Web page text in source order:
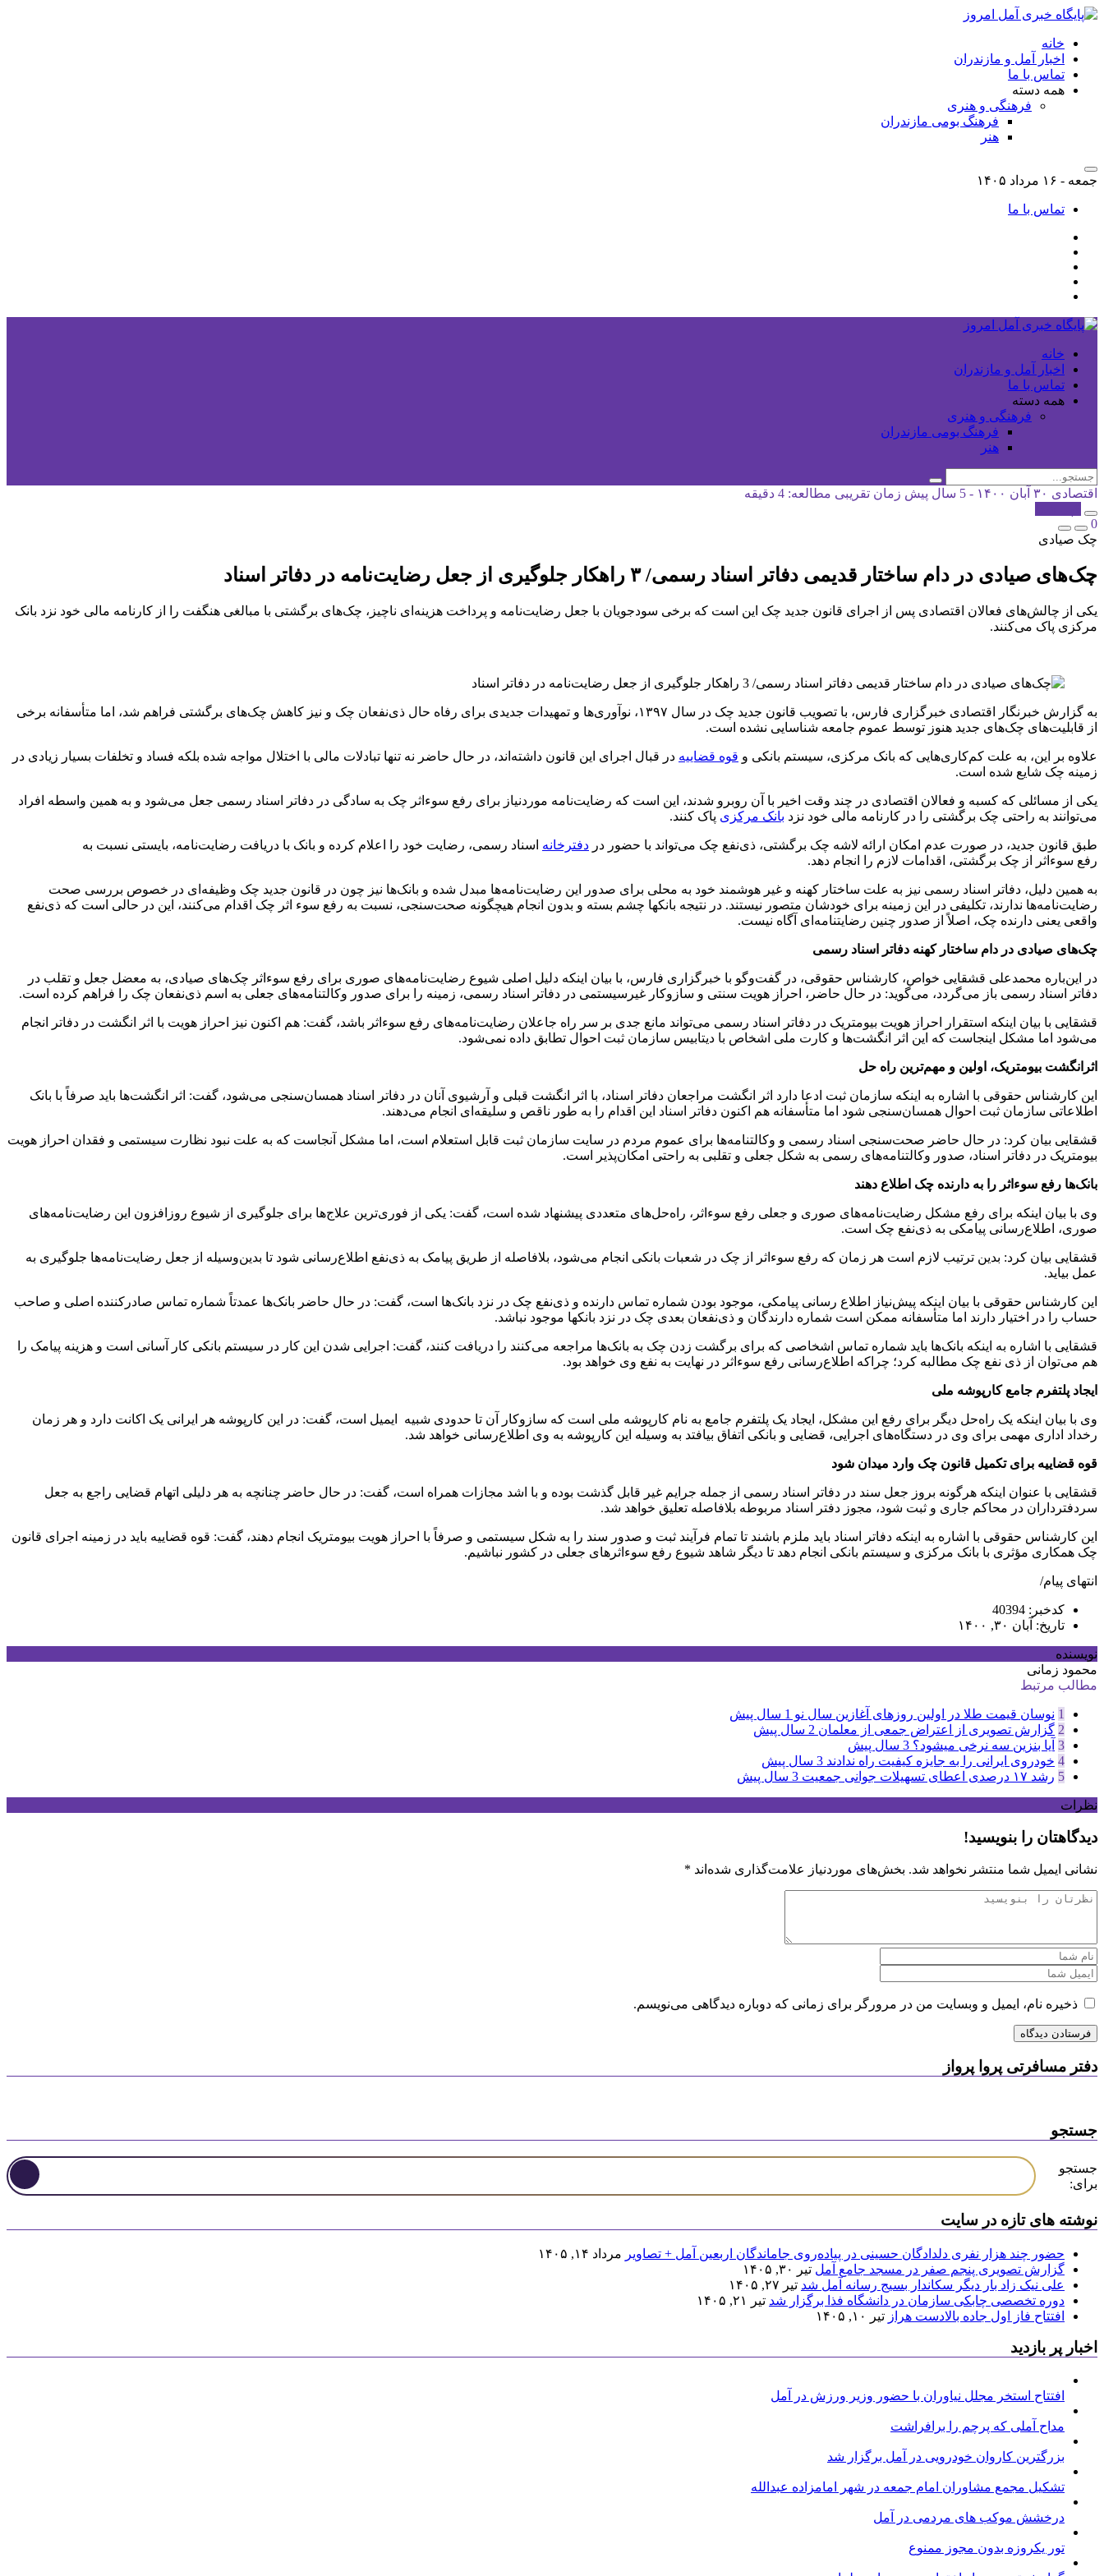
خانه
اخبار آمل و مازندران
تماس با ما
همه دسته
فرهنگی و هنری
فرهنگ بومی مازندران
هنر
جمعه - ۱۶ مرداد ۱۴۰۵
تماس با ما
خانه
اخبار آمل و مازندران
تماس با ما
همه دسته
فرهنگی و هنری
فرهنگ بومی مازندران
هنر
اقتصادی ۳۰ آبان ۱۴۰۰ - 5 سال پیش
زمان تقریبی مطالعه: 4 دقیقه
0
چک صیادی
چک‌های صیادی در دام ساختار قدیمی دفاتر اسناد رسمی/‌ ۳ راهکار‌ جلوگیری از جعل رضایت‌نامه در دفاتر اسناد
یکی از چالش‌های فعالان اقتصادی پس از اجرای قانون جدید چک این است که برخی سودجویان با جعل رضایت‌نامه و پرداخت هزینه‌ای ناچیز، چک‌های برگشتی با مبالغی هنگفت را از کارنامه مالی خود نزد بانک
مرکزی پاک می‌کنند.
‌به گزارش خبرنگار اقتصادی خبرگزاری فارس، با تصویب قانون جدید چک در سال ۱۳۹۷، نوآوری‌ها و تمهیدات جدیدی برای رفاه حال ذینفعان چک و نیز کاهش چک‌های برگشتی فراهم شد، اما متأسفانه برخی
از قابلیت‌های چک‌های جدید هنوز توسط عموم جامعه شناسایی نشده است.
علاوه بر این، به علت کم‌کاری‌هایی که بانک مرکزی، سیستم بانکی و قوه قضاییه در قبال اجرای این قانون داشته‌اند، در حال حاضر نه تنها تبادلات مالی با اختلال مواجه شده بلکه فساد و تخلفات بسیار زیادی در
زمینه چک شایع شده است.
یکی از مسائلی که کسبه و فعالان اقتصادی در چند وقت اخیر با آن روبرو شدند، این است که رضایت‌نامه موردنیاز برای رفع سوءاثر چک به سادگی در دفاتر اسناد رسمی جعل می‌شود و به همین واسطه افراد
می‌توانند به راحتی چک برگشتی را در کارنامه مالی خود نزد بانک مرکزی پاک کنند.
طبق قانون جدید، در صورت عدم امکان ارائه لاشه چک برگشتی، ذی‌نفع چک می‌تواند با حضور در دفترخانه اسناد رسمی، رضایت خود را اعلام کرده و بانک با دریافت رضایت‌نامه، بایستی نسبت به
رفع سوءاثر از چک برگشتی، اقدامات لازم را انجام دهد.
به همین دلیل، دفاتر اسناد رسمی نیز به علت ساختار کهنه و غیر هوشمند خود به محلی برای صدور این رضایت‌نامه‌ها مبدل شده‌ و بانک‌ها نیز چون در قانون جدید چک وظیفه‌ای در خصوص بررسی صحت
رضایت‌نامه‌ها ندارند، تکلیفی در این زمینه برای خودشان متصور نیستند. در نتیجه بانکها چشم بسته و بدون انجام هیچگونه صحت‌سنجی، نسبت به رفع سوء اثر چک اقدام می­‌کنند، این در حالی است که ذی‌نفع
واقعی یعنی دارنده چک، اصلاً از صدور چنین رضایت­نامه‌­ای آگاه نیست.
چک‌های صیادی در دام ساختار کهنه دفاتر اسناد رسمی
در این‌باره محمدعلی قشقایی خواص، کارشناس حقوقی، در گفت‌و‌گو با خبرگزاری فارس، با بیان اینکه دلیل اصلی شیوع رضایت‌نامه‌های صوری برای رفع سوءاثر چک‌های صیادی، به معضل جعل و تقلب در
دفاتر اسناد رسمی باز می‌گردد، ‌می‌گوید: در حال حاضر، احراز هویت سنتی و سازوکار غیرسیستمی در دفاتر اسناد رسمی، زمینه را برای صدور وکالتنامه‌های جعلی به اسم ذینفعان چک را فراهم کرده است.
قشقایی با بیان اینکه استقرار احراز هویت بیومتریک در دفاتر اسناد رسمی می‌تواند مانع جدی بر سر راه جاعلان رضایت‌نامه‌های رفع سوءاثر باشد، گفت: هم اکنون نیز احراز هویت با اثر انگشت در دفاتر انجام
می‌شود اما مشکل اینجاست که این اثر انگشت‌ها و کارت ملی اشخاص با دیتابیس سازمان ثبت احوال تطابق داده نمی‌شود.
اثرانگشت بیومتریک، اولین و مهم‌ترین راه حل
این کارشناس حقوقی با اشاره به اینکه سازمان ثبت ادعا دارد اثر انگشت مراجعان دفاتر اسناد، با اثر انگشت قبلی و آرشیوی آنان در دفاتر اسناد همسان‌سنجی می‌شود، گفت: اثر انگشت‌ها باید صرفاً با بانک
اطلاعاتی سازمان ثبت احوال همسان‌سنجی شود اما متأسفانه هم اکنون دفاتر اسناد این اقدام را به طور ناقص و سلیقه‌ای انجام می‌دهند.
قشقایی بیان کرد: در حال حاضر صحت‌سنجی اسناد رسمی و وکالتنامه‌ها برای عموم مردم در سایت سازمان ثبت قابل استعلام است، اما مشکل آنجاست که به علت نبود نظارت سیستمی و فقدان احراز هویت
بیومتریک در دفاتر اسناد، صدور وکالتنامه‌های رسمی به شکل جعلی و تقلبی به راحتی امکان‌پذیر است.
بانک‌ها رفع سوءاثر را به دارنده چک اطلاع دهند
وی با بیان اینکه برای رفع مشکل رضایت‌نامه‌های صوری و جعلی رفع سوءاثر ، ‌راه‌حل‌های متعددی پیشنهاد شده است، گفت: یکی از فوری‌ترین علاج‌ها برای جلوگیری از شیوع روزافزون این رضایت‌نامه‌های
صوری، اطلاع‌رسانی پیامکی به ذی‌نفع چک است.
قشقایی بیان کرد: بدین ترتیب لازم است هر زمان که رفع سوء‌اثر از چک در شعبات بانکی انجام می‌شود، بلافاصله از طریق پیامک به ذی‌نفع اطلاع‌رسانی شود تا بدین‌وسیله از جعل رضایت‌نامه‌ها جلوگیری به
عمل بیاید.
این کارشناس حقوقی با بیان اینکه پیش‌نیاز اطلاع رسانی پیامکی، موجود بودن شماره تماس دارنده و ذی‌نفع چک در نزد بانک‌ها است، گفت: در حال حاضر بانک‌ها عمدتاً شماره تماس صادرکننده اصلی و صاحب
حساب را در اختیار دارند اما متأسفانه ممکن است شماره دارندگان و ذینفعان بعدی چک در نزد بانکها موجود نباشد.
قشقایی با اشاره به اینکه بانک‌ها باید شماره تماس اشخاصی که برای برگشت زدن چک به بانک‌ها مراجعه می‌کنند را دریافت کنند، گفت: اجرایی شدن این کار در سیستم بانکی کار آسانی است و هزینه پیامک را
هم می‌توان از ذی نفع چک مطالبه کرد؛ چراکه اطلاع‌رسانی رفع سوء‌اثر در نهایت به نفع وی خواهد بود.
ایجاد پلتفرم جامع کارپوشه ملی
وی با بیان اینکه یک راه‌حل دیگر برای رفع این مشکل، ایجاد یک پلتفرم جامع به نام کارپوشه ملی است که سازوکار آن تا حدودی شبیه ایمیل است، گفت: در این کارپوشه هر ایرانی یک اکانت دارد و هر زمان
رخداد اداری مهمی برای وی در دستگاه‌های اجرایی، قضایی و بانکی اتفاق بیافتد به وسیله این کارپوشه به وی اطلاع‌رسانی خواهد شد.
قوه قضاییه برای تکمیل قانون چک وارد میدان شود
قشقایی با عنوان اینکه هرگونه بروز جعل سند در دفاتر اسناد رسمی از جمله جرایم غیر قابل گذشت بوده و با اشد مجازات همراه است، گفت: در حال حاضر چنانچه به هر دلیلی اتهام قضایی راجع به جعل
سردفترداران در محاکم جاری و ثبت شود، مجوز دفتر اسناد مربوطه بلافاصله تعلیق خواهد شد.
این کارشناس حقوقی با اشاره به اینکه دفاتر اسناد باید ملزم باشند تا تمام فرآیند ثبت و صدور سند را به شکل سیستمی و صرفاً با احراز هویت بیومتریک انجام دهند، گفت: قوه قضاییه باید در زمینه اجرای قانون
چک همکاری مؤثری با بانک مرکزی و سیستم بانکی انجام دهد تا دیگر شاهد شیوع رفع سوء‌اثرهای جعلی در کشور نباشیم.
انتهای پیام/
کدخبر: 40394
تاریخ: آبان ۳۰, ۱۴۰۰
نویسنده
محمود زمانی
مطالب مرتبط
1 نوسان قیمت طلا در اولین روزهای آغازین سال نو 1 سال پیش
2 گزارش تصویری از اعتراض جمعی از معلمان 2 سال پیش
3 آیا بنزین سه نرخی میشود؟ 3 سال پیش
4 خودروی ایرانی را به جایزه کیفیت راه ندادند 3 سال پیش
5 رشد ۱۷ درصدی اعطای تسهیلات جوانی جمعیت 3 سال پیش
نظرات
دیدگاهتان را بنویسید!
نشانی ایمیل شما منتشر نخواهد شد. بخش‌های موردنیاز علامت‌گذاری شده‌اند *
ذخیره نام، ایمیل و وبسایت من در مرورگر برای زمانی که دوباره دیدگاهی می‌نویسم.
دفتر مسافرتی پروا پرواز
جستجو
جستجو
برای:
نوشته های تازه در سایت
حضور چند هزار نفری دلدادگان حسینی در پیاده‌روی جاماندگان اربعین آمل + تصاویر مرداد ۱۴, ۱۴۰۵
گزارش تصویری پنجم صفر در مسجد جامع آمل تیر ۳۰, ۱۴۰۵
علی نیک زاد بار دیگر سکاندار بسیج رسانه آمل شد تیر ۲۷, ۱۴۰۵
دوره تخصصی چابکی سازمان در دانشگاه فذا برگزار شد تیر ۲۱, ۱۴۰۵
افتتاح فاز اول جاده بالادست هراز تیر ۱۰, ۱۴۰۵
اخبار پر بازدید
افتتاح استخر مجلل نیاوران با حضور وزیر ورزش در آمل
مداح آملی که پرچم را برافراشت
بزرگترین کاروان خودرویی در آمل برگزار شد
تشکیل مجمع مشاوران امام جمعه در شهر امامزاده عبدالله
درخشش موکب های مردمی در آمل
تور یکروزه بدون مجوز ممنوع